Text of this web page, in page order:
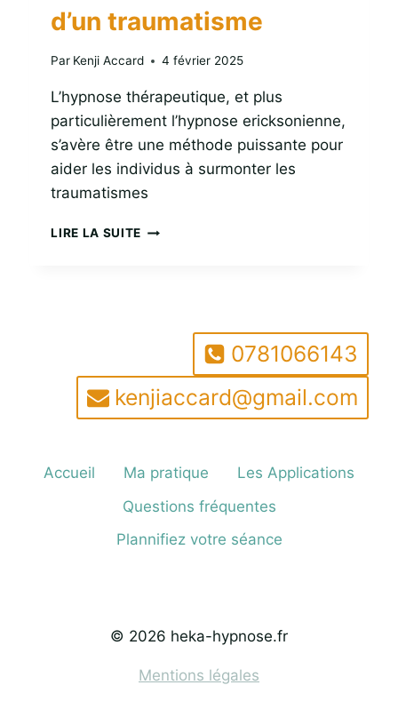
d’un traumatisme
Par Kenji Accard 4 février 2025
L’hypnose thérapeutique, et plus
particulièrement l’hypnose ericksonienne,
s’avère être une méthode puissante pour
aider les individus à surmonter les
traumatismes
LIRE LA SUITE HYPNOSE
DÉPASSEMENT
D’UN
TRAUMATISME
0781066143
kenjiaccard@gmail.com
Accueil Ma pratique
Les Applications
Questions fréquentes
Plannifiez votre séance
© 2026 heka-hypnose.fr
Mentions légales